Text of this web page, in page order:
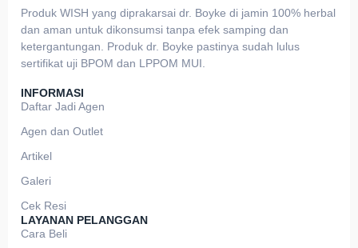
Produk WISH yang diprakarsai dr. Boyke di jamin 100% herbal
dan aman untuk dikonsumsi tanpa efek samping dan
ketergantungan. Produk dr. Boyke pastinya sudah lulus
sertifikat uji BPOM dan LPPOM MUI.
INFORMASI
Daftar Jadi Agen
Agen dan Outlet
Artikel
Galeri
Cek Resi
LAYANAN PELANGGAN
Cara Beli